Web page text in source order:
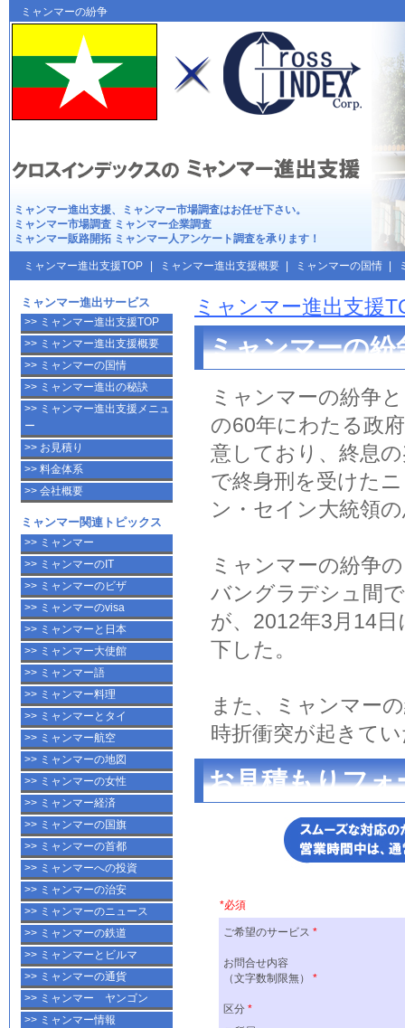
ミャンマーの紛争
ミャンマー進出支援、 ミャンマー市場調査はお任せ下さい。
ミャンマー市場調査 ミャンマー企業調査
ミャンマー販路開拓 ミャンマー人アンケート調査を承ります！
ミャンマー進出支援は
ミャンマー進出支援
ミャンマーの紛
ミャンマーの紛争
の60年にわたる政
意しており、終息
で終身刑を受けた
ン・セイン大統領
ミャンマーの紛争
バングラデシュ間
が、2012年3月14
下した。
また、 ミャンマーの
時折衝突が起きて
お見積もりフォ
ミャンマー進出サービス
>> ミャンマー進出支援TOP
>> ミャンマー進出支援概要
>> ミャンマーの国情
>> ミャンマー進出の秘訣
>> ミャンマー進出支援メニュ
ー
>> お見積り
>> 料金体系
>> 会社概要
ミャンマー関連トピックス
>> ミャンマー
>> ミャンマーのIT
>> ミャンマーのビザ
>> ミャンマーのvisa
>> ミャンマーと日本
>> ミャンマー大使館
>> ミャンマー語
>> ミャンマー料理
>> ミャンマーとタイ
>> ミャンマー航空
>> ミャンマーの地図
>> ミャンマーの女性
>> ミャンマー経済
>> ミャンマーの国旗
>> ミャンマーの首都
>> ミャンマーへの投資
>> ミャンマーの治安
>> ミャンマーのニュース
>> ミャンマーの鉄道
>> ミャンマーとビルマ
>> ミャンマーの通貨
>> ミャンマー ヤンゴン
>> ミャンマー情報
ミャンマー進出支援TOP ミャンマー進出支援概要 ミャンマーの国情